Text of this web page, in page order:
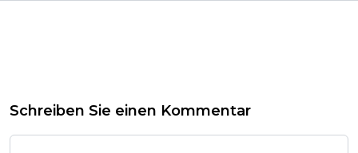
Schreiben Sie einen Kommentar